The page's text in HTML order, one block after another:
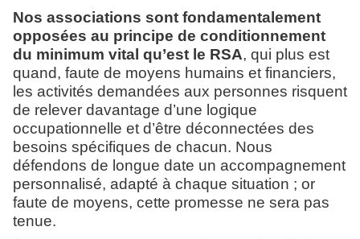
Nos associations sont fondamentalement
opposées au principe de conditionnement
du minimum vital qu’est le RSA, qui plus est
quand, faute de moyens humains et financiers,
les activités demandées aux personnes risquent
de relever davantage d’une logique
occupationnelle et d’être déconnectées des
besoins spécifiques de chacun. Nous
défendons de longue date un accompagnement
personnalisé, adapté à chaque situation ; or
faute de moyens, cette promesse ne sera pas
tenue.